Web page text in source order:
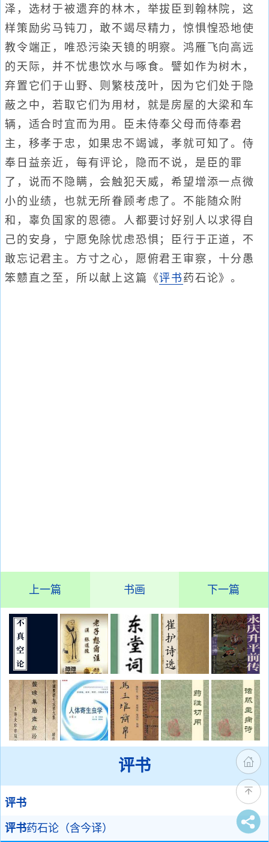
泽，选材于被遗弃的林木，举拔臣到翰林院，这
样策励劣马钝刀，敢不竭尽精力，惊惧惶恐地使
教令端正，唯恐污染天镜的明察。鸿雁飞向高远
的天际，并不忧患饮水与啄食。譬如作为树木，
弃置它们于山野、则繁枝茂叶，因为它们处于隐
蔽之中，若取它们为用材，就是房屋的大梁和车
辆，适合时宜而为用。臣未侍奉父母而侍奉君
主，移孝于忠，如果忠不竭诚，孝就可知了。侍
奉日益亲近，每有评论，隐而不说，是臣的罪
了，说而不隐瞒，会触犯天威，希望增添一点微
小的业绩，也就无所眷顾考虑了。不能随众附
和，辜负国家的恩德。人都要讨好别人以求得自
己的安身，宁愿免除忧虑恐惧；臣行于正道，不
敢忘记君主。方寸之心，愿俯君王审察，十分愚
笨戆直之至，所以献上这篇《评书 药石论》。
上一篇 书画 下一篇
评书
评书
评书药石论（含今译）